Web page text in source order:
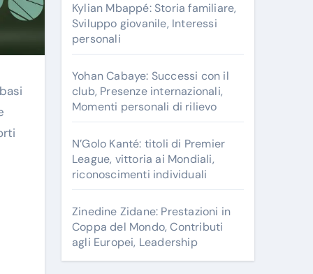
Kylian Mbappé: Storia familiare,
Sviluppo giovanile, Interessi
personali
Yohan Cabaye: Successi con il
club, Presenze internazionali,
Momenti personali di rilievo
N’Golo Kanté: titoli di Premier
League, vittoria ai Mondiali,
riconoscimenti individuali
Zinedine Zidane: Prestazioni in
Coppa del Mondo, Contributi
agli Europei, Leadership